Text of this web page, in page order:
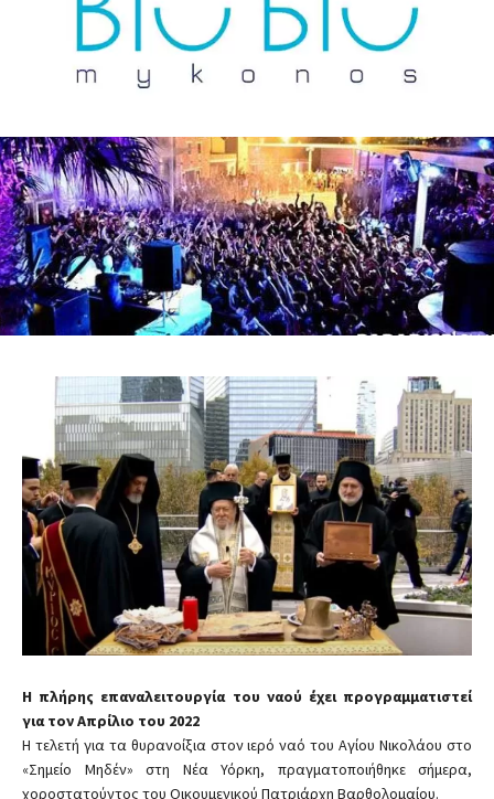
Η πλήρης επαναλειτουργία του ναού έχει προγραμματιστεί
για τον Απρίλιο του 2022
Η τελετή για τα θυρανοίξια στον ιερό ναό του Αγίου Νικολάου στο
«Σημείο Μηδέν» στη Νέα Υόρκη, πραγματοποιήθηκε σήμερα,
χοροστατούντος του Οικουμενικού Πατριάρχη Βαρθολομαίου.